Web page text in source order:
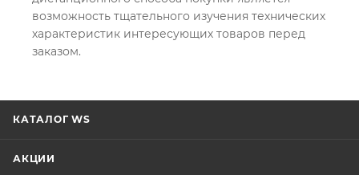
возможность тщательного изучения технических
характеристик интересующих товаров перед
заказом.
КАТАЛОГ WS
АКЦИИ